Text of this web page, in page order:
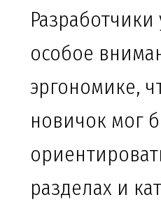
особое
эргономике,
новичок мог
разделах и